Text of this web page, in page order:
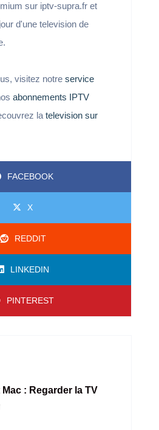
sur iptv-supra.fr et
d'une television de
visitez notre service
abonnements IPTV
la television sur
FACEBOOK
X
REDDIT
LINKEDIN
PINTEREST
Mac : Regarder la TV